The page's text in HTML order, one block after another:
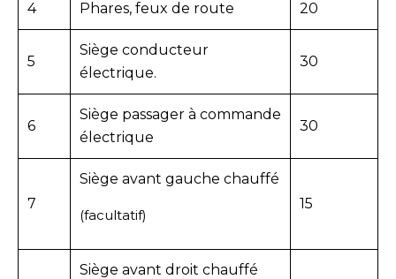
4 Phares, feux de route 20
5
Siège conducteur
électrique.
30
6
Siège passager à commande
électrique
30
7
Siège avant gauche chauffé
(facultatif)
15
Siège avant droit chauffé